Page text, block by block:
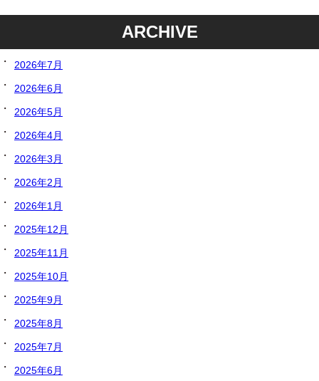
ARCHIVE
2026年7月
2026年6月
2026年5月
2026年4月
2026年3月
2026年2月
2026年1月
2025年12月
2025年11月
2025年10月
2025年9月
2025年8月
2025年7月
2025年6月